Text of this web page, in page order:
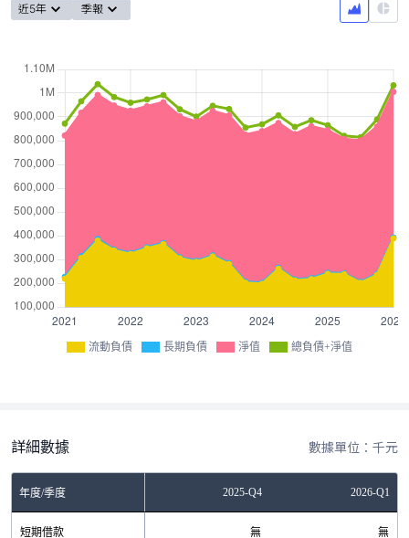
近5年 季報
流動負債 長期負債 淨值 總負債+淨值
詳細數據 數據單位：千元
年度/季度 2025-Q4 2026-Q1
短期借款 無 無